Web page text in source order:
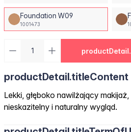
Foundation W09
1001473
productDetail.titleContent
Lekki, głęboko nawilżający
nieskazitelny i naturalny wygląd.